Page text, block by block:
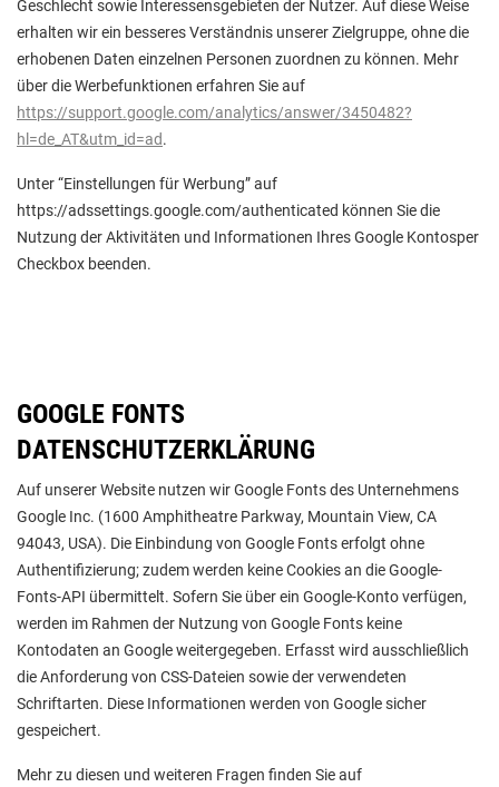
Geschlecht sowie Interessensgebieten der Nutzer. Auf diese Weise
erhalten wir ein besseres Verständnis unserer Zielgruppe, ohne die
erhobenen Daten einzelnen Personen zuordnen zu können. Mehr
über die Werbefunktionen erfahren Sie auf
https://support.google.com/analytics/answer/3450482?
hl=de_AT&utm_id=ad.
Unter “Einstellungen für Werbung” auf
https://adssettings.google.com/authenticated können Sie die
Nutzung der Aktivitäten und Informationen Ihres Google Kontosper
Checkbox beenden.
GOOGLE FONTS
DATENSCHUTZERKLÄRUNG
Auf unserer Website nutzen wir Google Fonts des Unternehmens
Google Inc. (1600 Amphitheatre Parkway, Mountain View, CA
94043, USA). Die Einbindung von Google Fonts erfolgt ohne
Authentifizierung; zudem werden keine Cookies an die Google-
Fonts-API übermittelt. Sofern Sie über ein Google-Konto verfügen,
werden im Rahmen der Nutzung von Google Fonts keine
Kontodaten an Google weitergegeben. Erfasst wird ausschließlich
die Anforderung von CSS-Dateien sowie der verwendeten
Schriftarten. Diese Informationen werden von Google sicher
gespeichert.
Mehr zu diesen und weiteren Fragen finden Sie auf